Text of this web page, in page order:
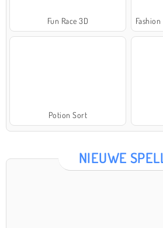
Fun Race 3D
Potion Sort
NIEUWE